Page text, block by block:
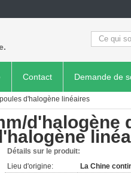
Contact Demande de
d'halogène linéaires
d'halogène
Détails sur le produit:
Lieu d'origine:
La Chine